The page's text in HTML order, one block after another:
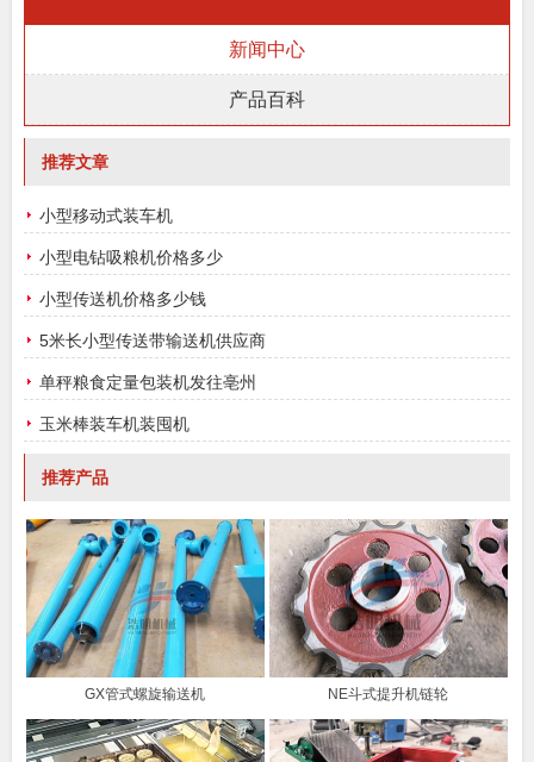
新闻中心
产品百科
推荐文章
小型移动式装车机
小型电钻吸粮机价格多少
小型传送机价格多少钱
5米长小型传送带输送机供应商
单秤粮食定量包装机发往亳州
玉米棒装车机装囤机
推荐产品
GX管式螺旋输送机 NE斗式提升机链轮